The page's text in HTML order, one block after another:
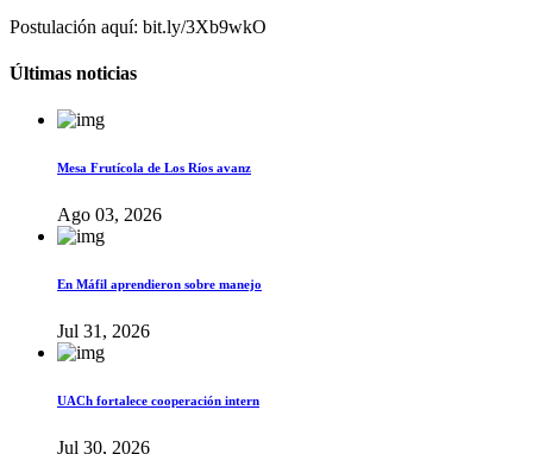
Postulación aquí: bit.ly/3Xb9wkO
Últimas noticias
Mesa Frutícola de Los Ríos avanz
Ago 03, 2026
En Máfil aprendieron sobre manejo
Jul 31, 2026
UACh fortalece cooperación intern
Jul 30, 2026